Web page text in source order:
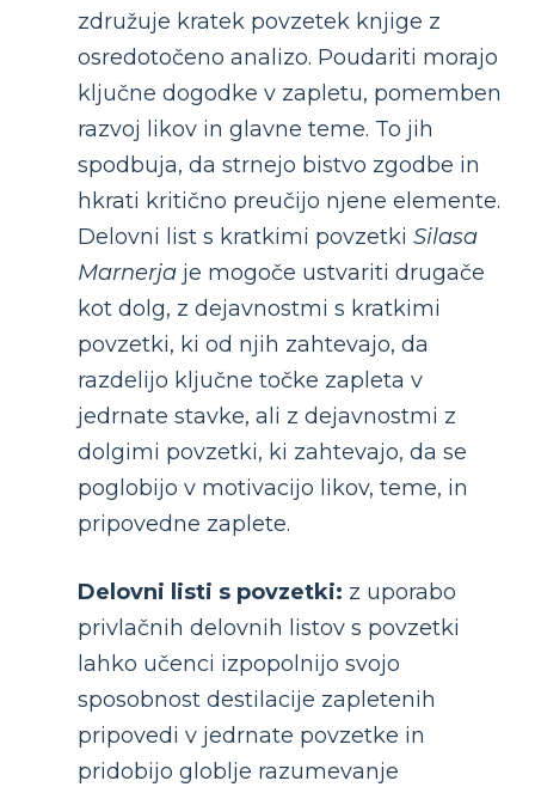
združuje kratek povzetek knjige z
osredotočeno analizo. Poudariti morajo
ključne dogodke v zapletu, pomemben
razvoj likov in glavne teme. To jih
spodbuja, da strnejo bistvo zgodbe in
hkrati kritično preučijo njene elemente.
Delovni list s kratkimi povzetki Silasa
Marnerja je mogoče ustvariti drugače
kot dolg, z dejavnostmi s kratkimi
povzetki, ki od njih zahtevajo, da
razdelijo ključne točke zapleta v
jedrnate stavke, ali z dejavnostmi z
dolgimi povzetki, ki zahtevajo, da se
poglobijo v motivacijo likov, teme, in
pripovedne zaplete.
Delovni listi s povzetki: z uporabo
privlačnih delovnih listov s povzetki
lahko učenci izpopolnijo svojo
sposobnost destilacije zapletenih
pripovedi v jedrnate povzetke in
pridobijo globlje razumevanje